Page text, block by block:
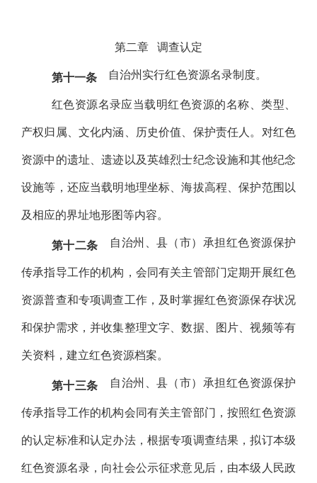
第二章 调查认定
第十一条 自治州实行红色资源名录制度。
红色资源名录应当载明红色资源的名称、类型、
产权归属、文化内涵、历史价值、保护责任人。对红色
资源中的遗址、遗迹以及英雄烈士纪念设施和其他纪念
设施等，还应当载明地理坐标、海拔高程、保护范围以
及相应的界址地形图等内容。
第十二条 自治州、县（市）承担红色资源保护
传承指导工作的机构，会同有关主管部门定期开展红色
资源普查和专项调查工作，及时掌握红色资源保存状况
和保护需求，并收集整理文字、数据、图片、视频等有
关资料，建立红色资源档案。
第十三条 自治州、县（市）承担红色资源保护
传承指导工作的机构会同有关主管部门，按照红色资源
的认定标准和认定办法，根据专项调查结果，拟订本级
红色资源名录，向社会公示征求意见后，由本级人民政